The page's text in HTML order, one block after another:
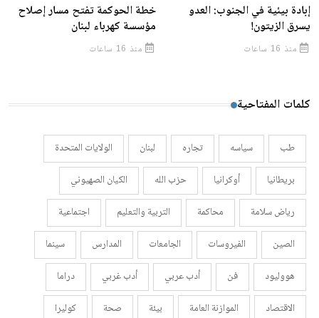
إبادة بيئية في الجنوب: العدو
يسرق الزيتون!
منذ 16 ساعات
خطة الحوكمة تفتح مسار إصلاح
مؤسسة كهرباء لبنان
منذ 16 ساعات
كلمات المفتاحية
طب سياسه تجاره لبنان
الولايات المتحدة
بريطانيا
أوكرانيا حزب الله
الكيان الصهيوني
رياض سلامة
محاكمة التربية والتعليم
اجتماعية
الصين
الفيروسات الجامعات المدارس
سينما
هووليود
فن أدب عربي أدب غربي
دراما
الاقتصاد
الموازنة العامة بيئة صحة
كوليرا